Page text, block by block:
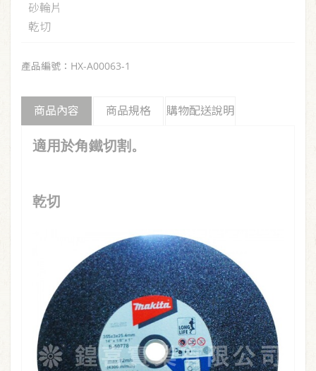
砂輪片
乾切
產品編號：HX-A00063-1
商品內容 商品規格 購物配送說明
適用於角鐵切割。
乾切